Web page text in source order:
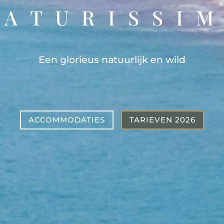
A T U R I S S I M
Een glorieus natuurlijk en wild
ACCOMMODATIES TARIEVEN 2026